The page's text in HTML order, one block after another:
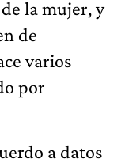
la mujer, y
de
varios
por
a datos